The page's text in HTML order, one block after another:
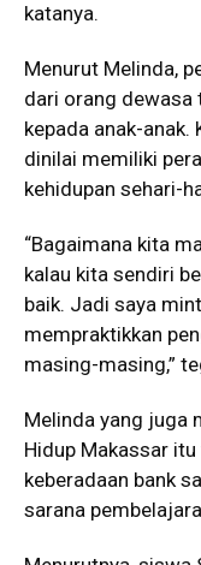
katanya.
Menurut Melinda,
dari orang dewasa
kepada anak-anak.
dinilai memiliki
kehidupan sehari-
“Bagaimana kita
kalau kita sendiri
baik. Jadi saya
mempraktikkan
masing-masing,”
Melinda yang juga
Hidup Makassar
keberadaan bank
sarana